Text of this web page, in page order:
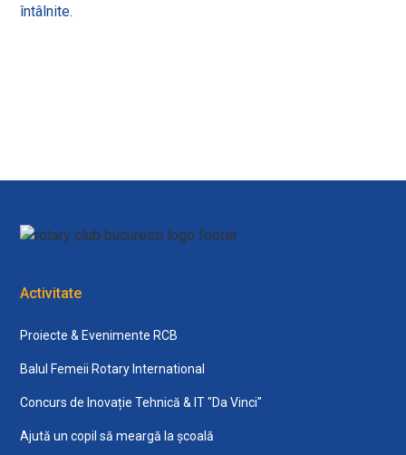
întâlnite.
Activitate
Proiecte & Evenimente RCB
Balul Femeii Rotary International
Concurs de Inovație Tehnică & IT "Da Vinci"
Ajută un copil să meargă la școală